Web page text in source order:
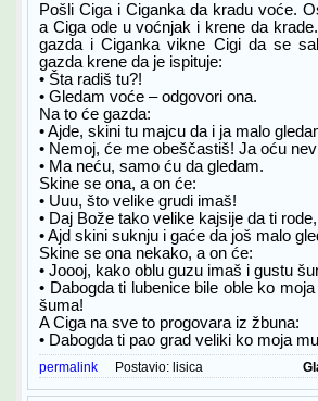
Pošli Ciga i Ciganka da kradu voće.
a Ciga ode u voćnjak i krene da
gazda i Ciganka vikne Cigi da se
gazda krene da je ispituje:
• Šta radiš tu?!
• Gledam voće – odgovori ona.
Na to će gazda:
• Ajde, skini tu majcu da i ja malo
• Nemoj, će me obeščastiš! Ja oću
• Ma neću, samo ću da gledam.
Skine se ona, a on će:
• Uuu, što velike grudi imaš!
• Daj Bože tako velike kajsije da ti
• Ajd skini suknju i gaće da još malo
Skine se ona nekako, a on će:
• Joooj, kako oblu guzu imaš i gustu
• Dabogda ti lubenice bile oble ko
šuma!
A Ciga na sve to progovara iz žbuna:
• Dabogda ti pao grad veliki ko moja
permalink Postavio: lisica